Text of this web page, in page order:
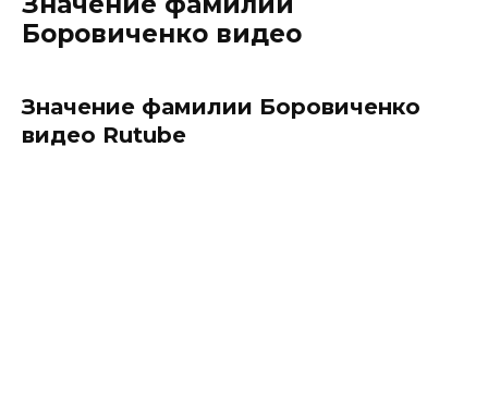
Боровиченко видео
Значение фамилии Боровиченко
видео Rutube